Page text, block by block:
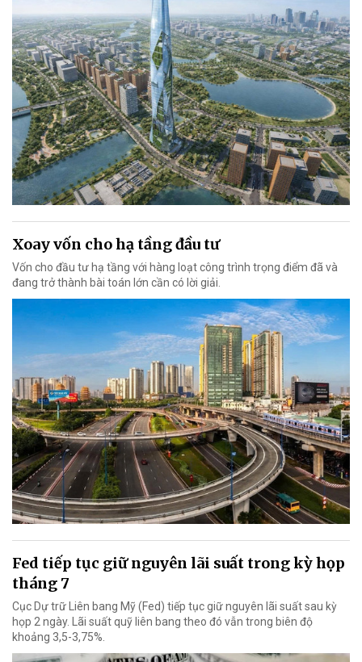
Xoay vốn cho hạ tầng đầu tư
Vốn cho đầu tư hạ tầng với hàng loạt công trình trọng điểm đã và
đang trở thành bài toán lớn cần có lời giải.
Fed tiếp tục giữ nguyên lãi suất trong kỳ họp
tháng 7
Cục Dự trữ Liên bang Mỹ (Fed) tiếp tục giữ nguyên lãi suất sau kỳ
họp 2 ngày. Lãi suất quỹ liên bang theo đó vẫn trong biên độ
khoảng 3,5-3,75%.